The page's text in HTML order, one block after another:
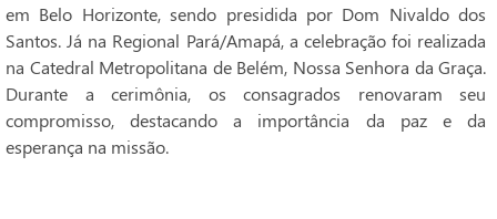
em Belo Horizonte, sendo presidida por Dom Nivaldo dos
Santos. Já na Regional Pará/Amapá, a celebração foi realizada
na Catedral Metropolitana de Belém, Nossa Senhora da Graça.
Durante a cerimônia, os consagrados renovaram seu
compromisso, destacando a importância da paz e da
esperança na missão.